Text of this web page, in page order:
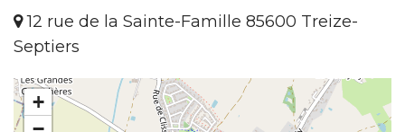
12 rue de la Sainte-Famille 85600 Treize-
Septiers
+